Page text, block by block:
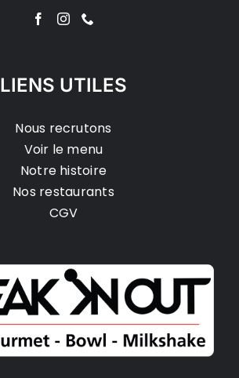
LIENS UTILES
Nous recrutons
Voir le menu
Notre histoire
Nos restaurants
CGV